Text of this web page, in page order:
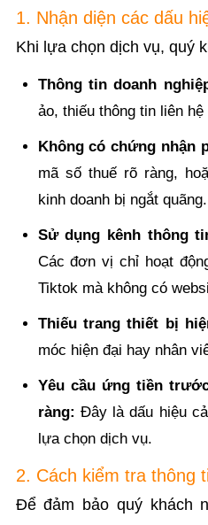
1. Nhận diện các dấu
Khi lựa chọn dịch vụ, quý
Thông tin doanh
ảo, thiếu thông tin liên hệ
Không có chứng nhận
mã số thuế rõ ràng,
kinh doanh bị ngắt quãng.
Sử dụng kênh thông
Các đơn vị chỉ hoạt
Tiktok mà không có
Thiếu trang thiết bị
móc hiện đại hay nhân
Yêu cầu ứng tiền
ràng: Đây là dấu hiệu
lựa chọn dịch vụ.
2. Cách kiểm tra thông
Để đảm bảo quý khách